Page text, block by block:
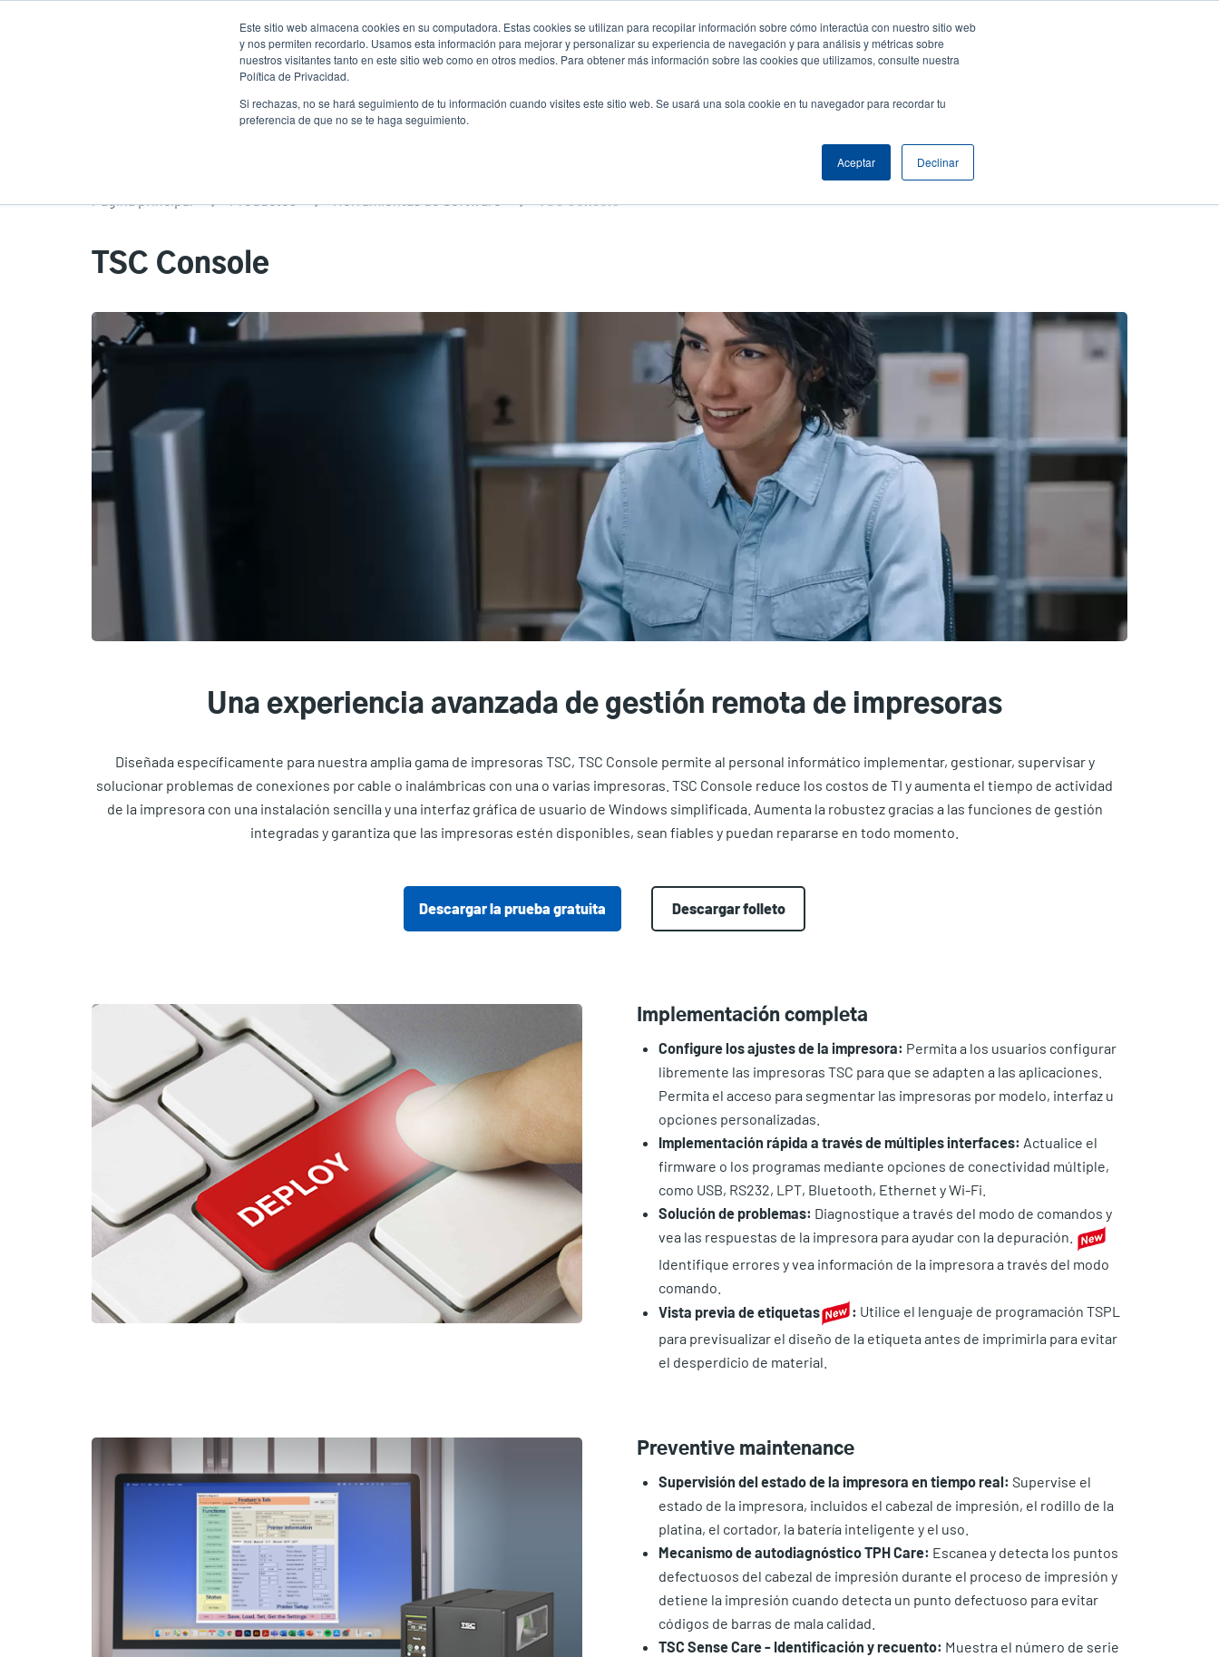
Este sitio web almacena cookies en su computadora. Estas cookies se utilizan para recopilar información sobre cómo interactúa con nuestro sitio web
y nos permiten recordarlo. Usamos esta información para mejorar y personalizar su experiencia de navegación y para análisis y métricas sobre
nuestros visitantes tanto en este sitio web como en otros medios. Para obtener más información sobre las cookies que utilizamos, consulte nuestra
Política de Privacidad.
Si rechazas, no se hará seguimiento de tu información cuando visites este sitio web. Se usará una sola cookie en tu navegador para recordar tu
preferencia de que no se te haga seguimiento.
Aceptar Declinar
User
Noticias Empresa
User
Iniciar sesión / Registrarse
Header
Página principal Productos Herramientas de Software TSC Console
TSC Console
Una experiencia avanzada de gestión remota de impresoras
Diseñada específicamente para nuestra amplia gama de impresoras TSC, TSC Console permite al personal informático implementar, gestionar, supervisar y
solucionar problemas de conexiones por cable o inalámbricas con una o varias impresoras. TSC Console reduce los costos de TI y aumenta el tiempo de actividad
de la impresora con una instalación sencilla y una interfaz gráfica de usuario de Windows simplificada. Aumenta la robustez gracias a las funciones de gestión
integradas y garantiza que las impresoras estén disponibles, sean fiables y puedan repararse en todo momento.
Descargar la prueba gratuita Descargar folleto
Implementación completa
Configure los ajustes de la impresora: Permita a los usuarios configurar
libremente las impresoras TSC para que se adapten a las aplicaciones.
Permita el acceso para segmentar las impresoras por modelo, interfaz u
opciones personalizadas.
Implementación rápida a través de múltiples interfaces: Actualice el
firmware o los programas mediante opciones de conectividad múltiple,
como USB, RS232, LPT, Bluetooth, Ethernet y Wi-Fi.
Solución de problemas: Diagnostique a través del modo de comandos y
vea las respuestas de la impresora para ayudar con la depuración.
Identifique errores y vea información de la impresora a través del modo
comando.
Vista previa de etiquetas
: Utilice el lenguaje de programación TSPL
para previsualizar el diseño de la etiqueta antes de imprimirla para evitar
el desperdicio de material.
Preventive maintenance
Supervisión del estado de la impresora en tiempo real: Supervise el
estado de la impresora, incluidos el cabezal de impresión, el rodillo de la
platina, el cortador, la batería inteligente y el uso.
Mecanismo de autodiagnóstico TPH Care: Escanea y detecta los puntos
defectuosos del cabezal de impresión durante el proceso de impresión y
detiene la impresión cuando detecta un punto defectuoso para evitar
códigos de barras de mala calidad.
TSC Sense Care - Identificación y recuento: Muestra el número de serie